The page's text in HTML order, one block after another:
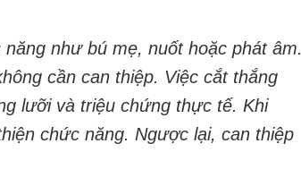
như bú mẹ, nuốt hoặc phát âm.
cần can thiệp. Việc cắt thắng
lưỡi và triệu chứng thực tế. Khi
chức năng. Ngược lại, can thiệp